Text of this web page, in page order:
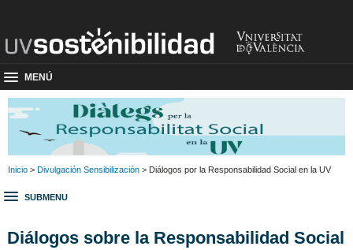
MENÚ
Inicio > Divulgación Sensibilización > Diálogos por la Responsabilidad Social en la UV
SUBMENU
Diálogos sobre la Responsabilidad Social